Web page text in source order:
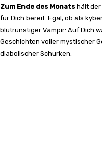
Zum Ende des Monatshält der
für Dich bereit. Egal, ob als
blutrünstiger Vampir: Auf Dich
Geschichten voller mystischer
diabolischer Schurken.